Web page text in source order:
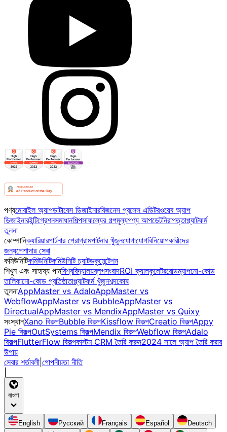
পণ্যমোবাইল অ্যাপডাটাবেস ডিজাইনারবিজনেস প্রসেস এডিটরওয়েব অ্যাপ
ডিজাইনারইন্টিগ্রেশনসমাধানশিল্পসাফল্যের গল্পমূল্যপণ্য আপডেটনিরাপত্তাপ্ল্যাটফর্ম
তুলনা
কোম্পানিক্যারিয়ারপার্টনার প্রোগ্রামপার্টনার খুঁজুনযোগাযোগবিনিয়োগকারীদের
জন্যপেশাদার সেবা
কমিউনিটিকমিউনিটিকমিউনিটি চ্যাটডকুমেন্টেশন
শিখুন এবং সাহায্য পানবিশ্ববিদ্যালয়ব্লগসংবাদROI ক্যালকুলেটররোডম্যাপনো-কোড
তালিকানো-কোড প্রতিষ্ঠাতাপ্ল্যাটফর্ম খুঁজুনশব্দকোষ
তুলনাAppMaster vs AdaloAppMaster vs
WebflowAppMaster vs BubbleAppMaster vs
DirectualAppMaster vs MendixAppMaster vs Quixy
সংস্থানXano বিকল্পBubble বিকল্পKissflow বিকল্পCreatio বিকল্পAppy
Pie বিকল্পOutSystems বিকল্পMendix বিকল্পWebflow বিকল্পAdalo
বিকল্পFlutterFlow বিকল্পকাস্টম CRM তৈরি করুন2024 সালে অ্যাপ তৈরি করার
উপায়
সেবার শর্তাবলী গোপনীয়তা নীতি
বাংলা
English Русский Français Español
Deutsch